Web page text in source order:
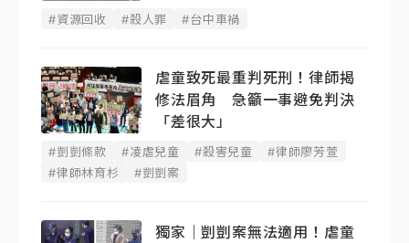
#資源回收 #殺人罪 #台中車禍
虐童致死最重判死刑！律師揭
修法眉角 急籲一事避免判決
「差很大」
#剴剴條款 #凌虐兒童 #殺害兒童
#律師廖芳萱
#律師林育杉
#剴剴案
獨家｜剴剴案無法適用！虐童